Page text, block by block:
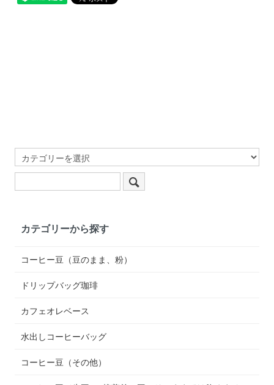
カテゴリーから探す
コーヒー豆（豆のまま、粉）
ドリップバッグ珈琲
カフェオレベース
水出しコーヒーバッグ
コーヒー豆（その他）